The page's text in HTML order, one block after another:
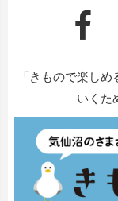
「きもので楽し
いくた